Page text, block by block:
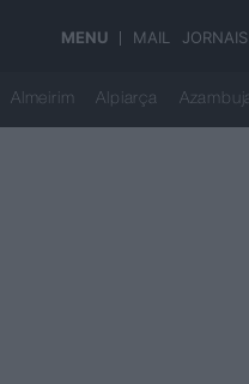
MENU MAIL JORNAIS
Almeirim Alpiarça